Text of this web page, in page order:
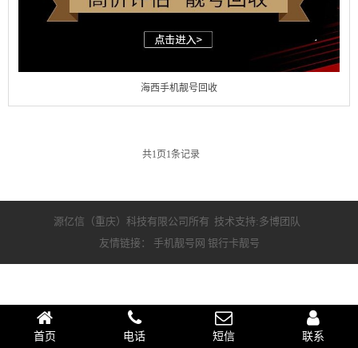
海西手机靓号回收
共1 页1条记录
源亿信（重庆）科技有限公司所有 技术支持:多博团队
友情链接： 手机靓号网 银行卡靓号
首页 电话 短信 联系